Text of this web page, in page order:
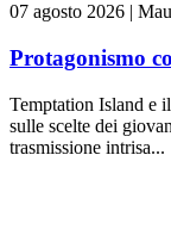
07 agosto 2026 |
Protagonismo
Temptation Island e
sulle scelte dei
trasmissione intrisa...